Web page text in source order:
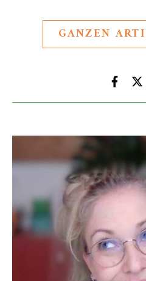
GANZEN